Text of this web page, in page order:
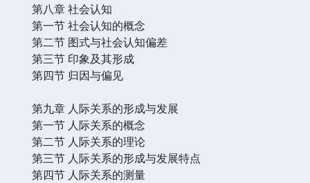
第八章 社会认知
第一节 社会认知的概念
第二节 图式与社会认知偏差
第三节 印象及其形成
第四节 归因与偏见
第九章 人际关系的形成与发展
第一节 人际关系的概念
第二节 人际关系的理论
第三节 人际关系的形成与发展特点
第四节 人际关系的测量